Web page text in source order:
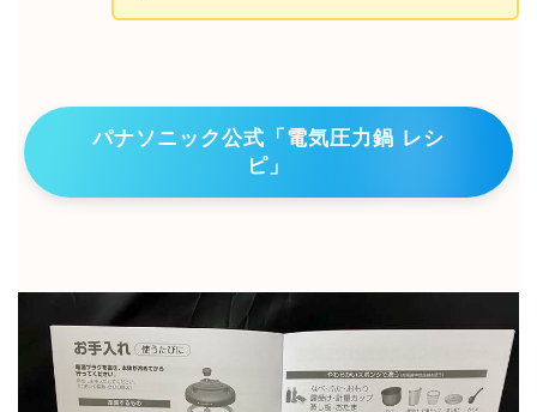
パナソニック公式「電気圧力鍋 レシ
ピ」